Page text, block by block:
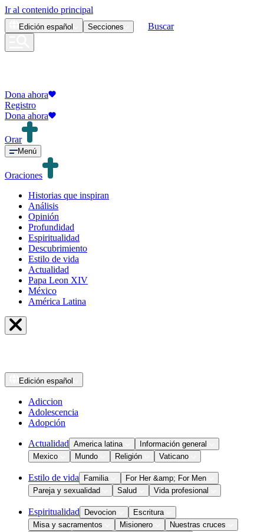
Ir al contenido principal
Edición español Secciones Buscar
Dona ahora
Registro
Dona ahora
Orar
Menú
Oraciones
Historias que inspiran
Análisis
Opinión
Profundidad
Espiritualidad
Descubrimiento
Estilo de vida
Actualidad
Papa Leon XIV
México
América Latina
Edición español
Adiccion
Adolescencia
Adopción
Actualidad America latina
Información general
Mexico
Mundo Religión Vaticano
Estilo de vida Familia
For Her &amp; For Men
Pareja y sexualidad
Salud Vida profesional
Espiritualidad Devocion
Escritura
Misa y sacramentos
Misionero
Nuestras cruces